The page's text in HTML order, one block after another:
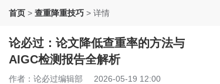
首页 > 查重降重技巧 > 详情
论必过：论文降低查重率的方法与
AIGC检测报告全解析
作者：论必过编辑部
2026-05-19 12:00